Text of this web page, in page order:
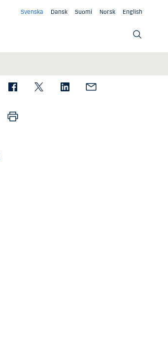
Svenska Dansk Suomi Norsk English